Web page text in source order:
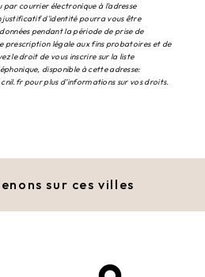
courrier électronique à l'adresse
d'identité pourra vous être
pendant la période de prise de
prescription légale aux fins probatoires et de
le droit de vous inscrire sur la liste
disponible à cette adresse:
cnil.fr pour plus d’informations sur vos droits.
sur ces villes